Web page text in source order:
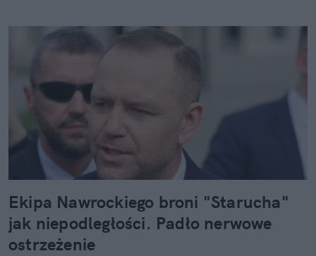
Ekipa Nawrockiego broni "Starucha"
jak niepodległości. Padło nerwowe
ostrzeżenie